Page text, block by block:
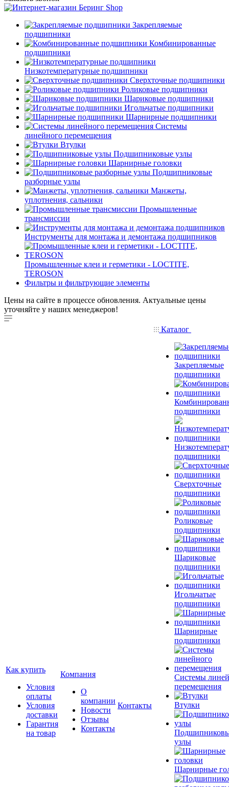
Закрепляемые
подшипники
Комбинированные
подшипники
Низкотемпературные подшипники
Сверхточные подшипники
Роликовые подшипники
Шариковые подшипники
Игольчатые подшипники
Шарнирные подшипники
Системы
линейного перемещения
Втулки
Подшипниковые узлы
Шарнирные головки
Подшипниковые
разборные узлы
Манжеты,
уплотнения, сальники
Промышленные
трансмиссии
Инструменты для монтажа и демонтажа подшипников
Промышленные клеи и герметики - LOCTITE,
TEROSON
Фильтры и фильтрующие элементы
Цены на сайте в процессе обновления. Актуальные цены
уточняйте у наших менеджеров!
Как купить
Условия
оплаты
Условия
доставки
Гарантия
на товар
Компания
О
компании
Новости
Отзывы
Контакты
Контакты
Каталог
Закрепляемые
подшипники
подшипники
подшипники
Сверхточные
подшипники
Роликовые
подшипники
Шариковые
подшипники
Игольчатые
подшипники
Шарнирные
подшипники
Системы
перемещения
Втулки
узлы
Шарнирные